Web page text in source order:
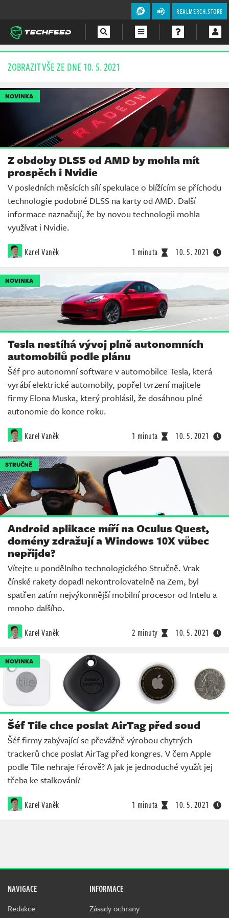
REALMERCH.STORE
Magazín
Videa
ZOBRAZIT VŠE ZE DNE 10. 5. 2021
NOVINKA
Z obdoby DLSS od AMD by mohla mít
prospěch i Nvidie
V posledních měsících sílí spekulace o blížícím se příchodu
technologie podobné DLSS na karty od AMD. Další
informace naznačují, že by novou technologii mohla
využívat i Nvidie.
Karel Vaněk 1 minuta 10. 5. 2021
NOVINKA
Tesla nestíhá vývoj plně autonomních
automobilů podle plánu
Šéf pro autonomní software v automobilce Tesla, která
vyrábí elektrické automobily, popřel tvrzení majitele
firmy Elona Muska, který prohlásil, že dosáhnou plné
autonomie do konce roku.
Karel Vaněk 1 minuta 10. 5. 2021
STRUČNĚ
Android aplikace míří na Oculus Quest,
domény zdražují a Windows 10X vůbec
nepřijde?
Vítejte u pondělního technologického Stručně. Vrak
čínské rakety dopadl nekontrolovatelně na Zem, byl
spatřen zatím nejvýkonnější mobilní procesor od Intelu a
mnoho dalšího.
Karel Vaněk 2 minuty 10. 5. 2021
NOVINKA
Šéf Tile chce poslat AirTag před soud
Šéf firmy zabývající se převážně výrobou chytrých
trackerů chce poslat AirTag před kongres. V čem Apple
podle Tile nehraje férově? A jak je jednoduché využít jej
třeba ke stalkování?
Karel Vaněk 1 minuta 10. 5. 2021
NAVIGACE
Redakce
INFORMACE
Zásady ochrany